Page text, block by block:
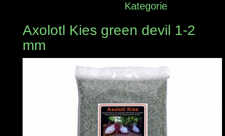
Kategorie
Axolotl Kies green devil 1-2
mm